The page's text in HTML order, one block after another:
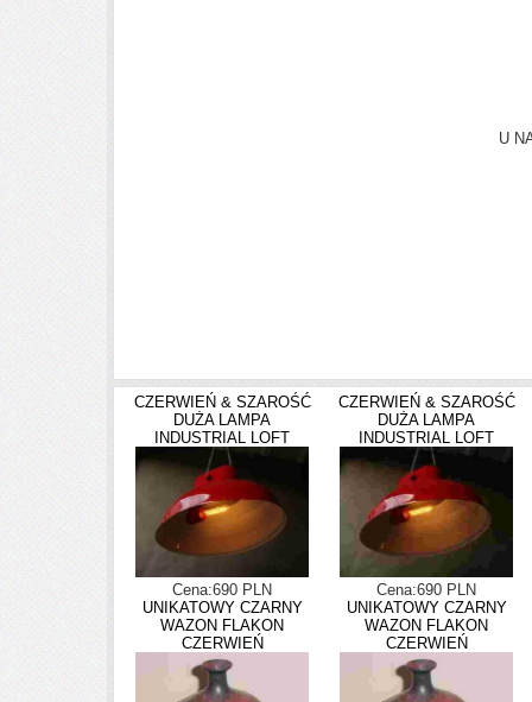
U
CZERWIEŃ & SZAROŚĆ
DUŻA LAMPA
INDUSTRIAL LOFT
Cena:690 PLN
CZERWIEŃ & SZAROŚĆ
DUŻA LAMPA
INDUSTRIAL LOFT
Cena:690 PLN
UNIKATOWY CZARNY
WAZON FLAKON
CZERWIEŃ
UNIKATOWY CZARNY
WAZON FLAKON
CZERWIEŃ